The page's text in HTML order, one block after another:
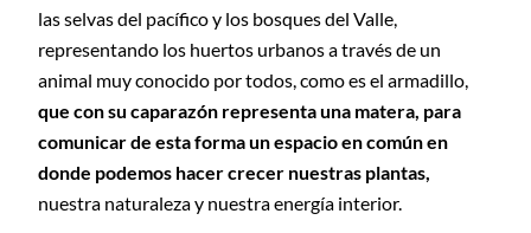
las selvas del pacífico y los bosques del Valle,
representando los huertos urbanos a través de un
animal muy conocido por todos, como es el armadillo,
que con su caparazón representa una matera, para
comunicar de esta forma un espacio en común en
donde podemos hacer crecer nuestras plantas,
nuestra naturaleza y nuestra energía interior.